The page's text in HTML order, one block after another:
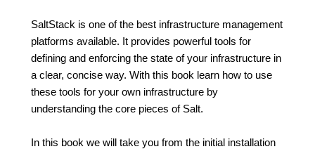
SaltStack is one of the best infrastructure management
platforms available. It provides powerful tools for
defining and enforcing the state of your infrastructure in
a clear, concise way. With this book learn how to use
these tools for your own infrastructure by
understanding the core pieces of Salt.
In this book we will take you from the initial installation